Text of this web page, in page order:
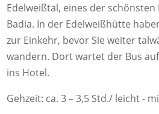
Edelweißtal, eines der
Badia. In der Edelweißhütte
zur Einkehr, bevor Sie weiter
wandern. Dort wartet der Bus
ins Hotel.
Gehzeit: ca. 3 – 3,5 Std./ leicht -